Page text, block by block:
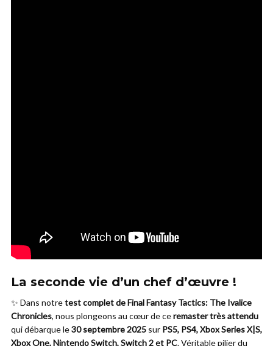
La seconde vie d’un chef d’œuvre !
✨ Dans notretest complet de Final Fantasy Tactics: The Ivalice
Chronicles, nous plongeons au cœur de ceremaster très attendu
qui débarque le30 septembre 2025 sur PS5, PS4, Xbox Series X|S,
Xbox One, Nintendo Switch, Switch 2 et PC. Véritable pilier du